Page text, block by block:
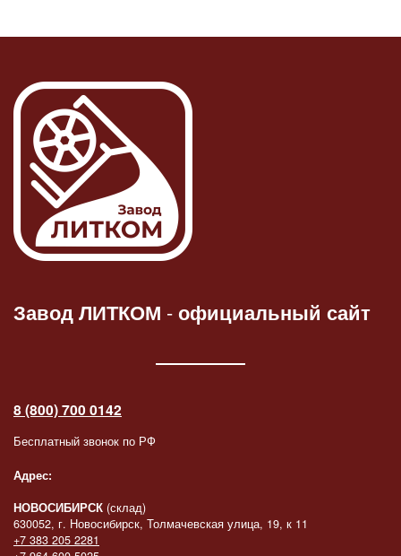
Завод ЛИТКОМ -официальный сайт
8 (800) 700 0142
Бесплатный звонок по РФ
Адрес:
НОВОСИБИРСК (склад)
630052, г. Новосибирск, Толмачевская улица, 19, к 11
+7 383 205 2281